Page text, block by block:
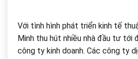
Với tình hình phát triển kinh tế
Minh thu hút nhiều nhà đầu tư tới
công ty kinh doanh. Các công ty